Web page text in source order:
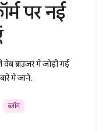
पर नई
ब्राउज़र में जोड़ी गई
में जानें.
ब्लॉग